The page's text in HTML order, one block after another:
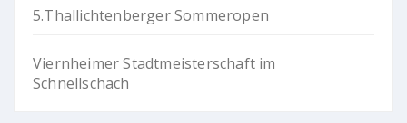
5.Thallichtenberger Sommeropen
Viernheimer Stadtmeisterschaft im
Schnellschach